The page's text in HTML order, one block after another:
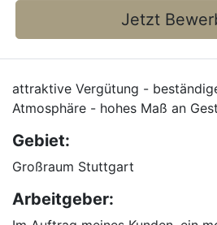
Jetzt
attraktive Vergütung -
Atmosphäre - hohes Maß an
Gebiet:
Großraum Stuttgart
Arbeitgeber: